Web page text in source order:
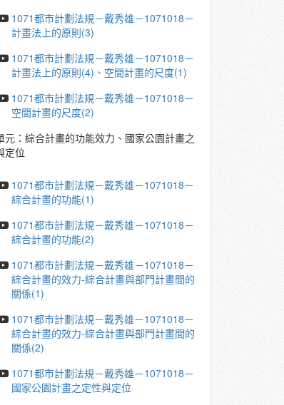
1071都市計劃法規－戴秀雄－1071018－
計畫法上的原則(3)
1071都市計劃法規－戴秀雄－1071018－
計畫法上的原則(4)、空間計畫的尺度(1)
1071都市計劃法規－戴秀雄－1071018－
空間計畫的尺度(2)
元：綜合計畫的功能效力、國家公園計畫之
定位
1071都市計劃法規－戴秀雄－1071018－
綜合計畫的功能(1)
1071都市計劃法規－戴秀雄－1071018－
綜合計畫的功能(2)
1071都市計劃法規－戴秀雄－1071018－
綜合計畫的效力-綜合計畫與部門計畫間的
關係(1)
1071都市計劃法規－戴秀雄－1071018－
綜合計畫的效力-綜合計畫與部門計畫間的
關係(2)
1071都市計劃法規－戴秀雄－1071018－
國家公園計畫之定性與定位